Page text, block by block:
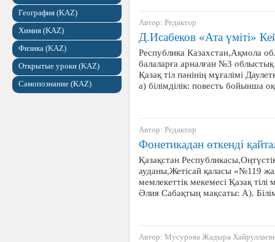
География (KAZ)
Химия (KAZ)
Физика (KAZ)
Открытые уроки (KAZ)
Самопознание (KAZ)
Автор: Редактор
Д.Исабеков «Ата үміті»
Республика Казахстан,Ақмола
балаларға арналған №3
Қазақ тіл пәнінің мұғалімі
а) білімділік: повесть бойынша
Автор: Редактор
Фонетикадан өткенді
Қазақстан
ауданы,Жетісай қаласы «№119
мемлекеттік мекемесі Қазақ тілі
Әлия Сабақтың мақсаты: А).
Автор: Мусурова Жадыра